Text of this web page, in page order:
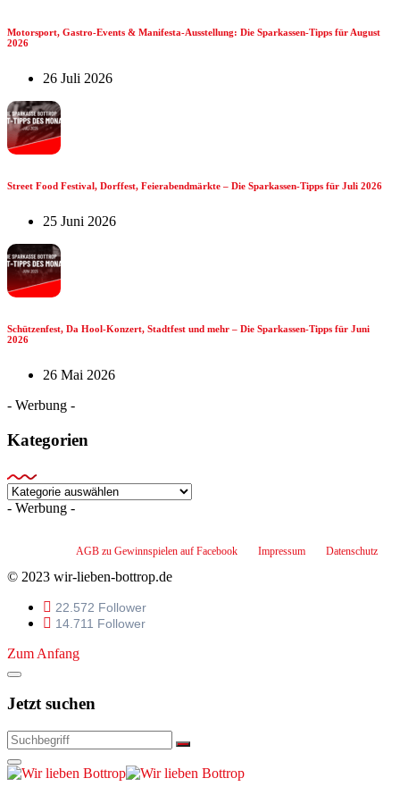
Motorsport, Gastro-Events & Manifesta-Ausstellung: Die Sparkassen-Tipps für August
2026
26 Juli 2026
Street Food Festival, Dorffest, Feierabendmärkte – Die Sparkassen-Tipps für Juli 2026
25 Juni 2026
Schützenfest, Da Hool-Konzert, Stadtfest und mehr – Die Sparkassen-Tipps für Juni
2026
26 Mai 2026
- Werbung -
Kategorien
Kategorien
- Werbung -
AGB zu Gewinnspielen auf Facebook Impressum Datenschutz
© 2023 wir-lieben-bottrop.de
22.572 Follower
14.711 Follower
Zum Anfang
Jetzt suchen